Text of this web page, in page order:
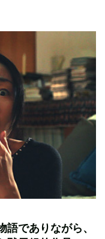
でありながら、